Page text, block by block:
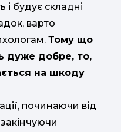
будує складні
варто
Тому що
дуже добре, то,
на шкоду
починаючи від